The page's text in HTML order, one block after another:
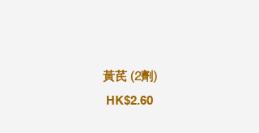
黃芪 (2劑)
HK$2.60